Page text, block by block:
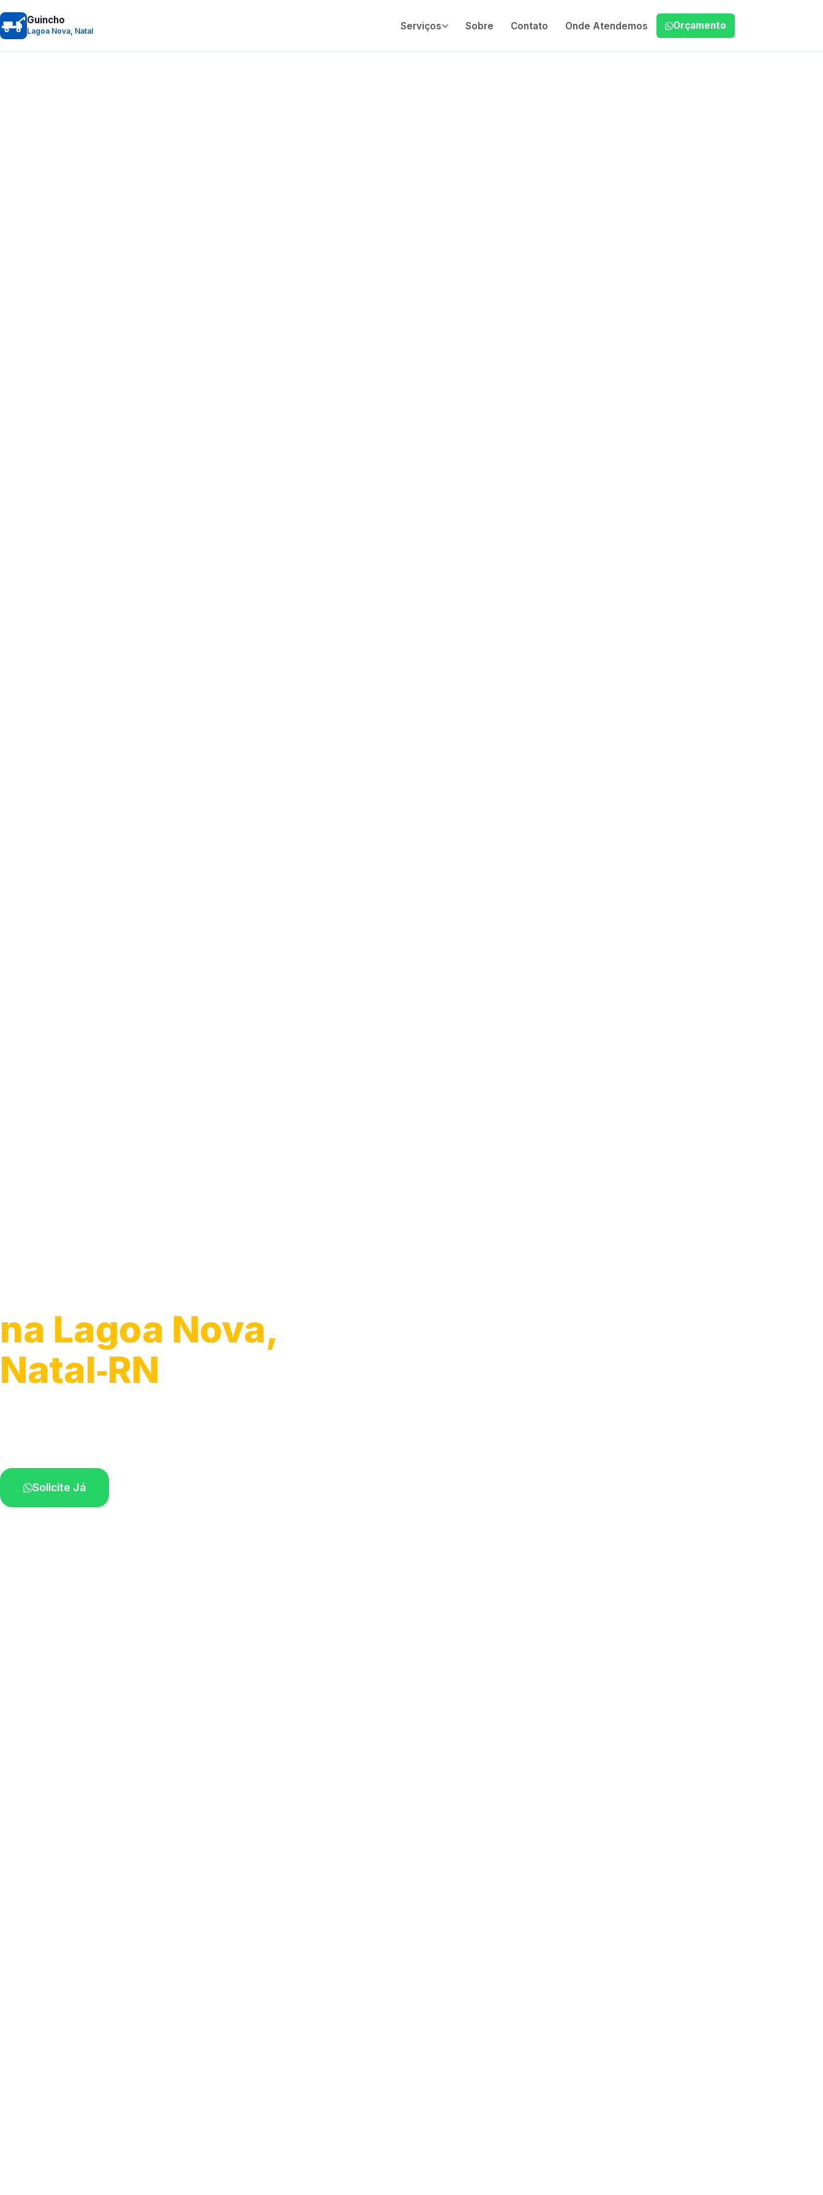
Guincho
Lagoa Nova, Natal Serviços Sobre Contato Onde Atendemos Orçamento
na Lagoa Nova,
Natal‑RN
Solicite Já